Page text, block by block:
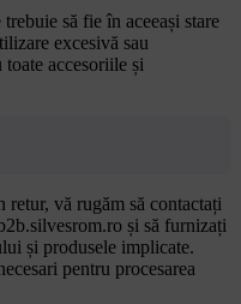
să fie în aceeași stare
excesivă sau
accesoriile și
vă rugăm să contactați
și să furnizați
și produsele implicate.
pentru procesarea